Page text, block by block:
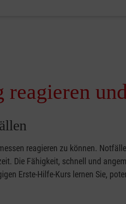
reagieren zu können.
Die Fähigkeit, schnell und
Erste-Hilfe-Kurs lernen Sie,